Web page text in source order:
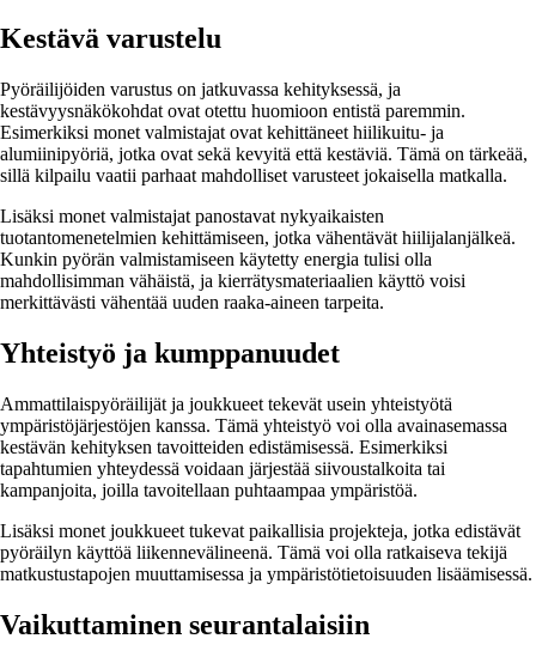
Kestävä varustelu
Pyöräilijöiden varustus on jatkuvassa kehityksessä, ja
kestävyysnäkökohdat ovat otettu huomioon entistä paremmin.
Esimerkiksi monet valmistajat ovat kehittäneet hiilikuitu- ja
alumiinipyöriä, jotka ovat sekä kevyitä että kestäviä. Tämä on tärkeää,
sillä kilpailu vaatii parhaat mahdolliset varusteet jokaisella matkalla.
Lisäksi monet valmistajat panostavat nykyaikaisten
tuotantomenetelmien kehittämiseen, jotka vähentävät hiilijalanjälkeä.
Kunkin pyörän valmistamiseen käytetty energia tulisi olla
mahdollisimman vähäistä, ja kierrätysmateriaalien käyttö voisi
merkittävästi vähentää uuden raaka-aineen tarpeita.
Yhteistyö ja kumppanuudet
Ammattilaispyöräilijät ja joukkueet tekevät usein yhteistyötä
ympäristöjärjestöjen kanssa. Tämä yhteistyö voi olla avainasemassa
kestävän kehityksen tavoitteiden edistämisessä. Esimerkiksi
tapahtumien yhteydessä voidaan järjestää siivoustalkoita tai
kampanjoita, joilla tavoitellaan puhtaampaa ympäristöä.
Lisäksi monet joukkueet tukevat paikallisia projekteja, jotka edistävät
pyöräilyn käyttöä liikennevälineenä. Tämä voi olla ratkaiseva tekijä
matkustustapojen muuttamisessa ja ympäristötietoisuuden lisäämisessä.
Vaikuttaminen seurantalaisiin